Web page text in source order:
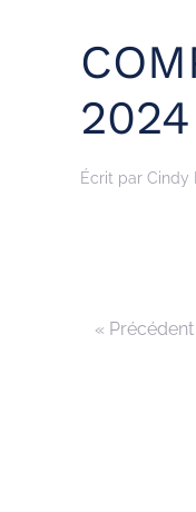
2024
Écrit par Cindy
« Précédent